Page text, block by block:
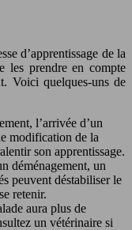
d’apprentissage de la
les prendre en compte
Voici quelques-uns de
l’arrivée d’un
modification de la
son apprentissage.
déménagement, un
peuvent déstabiliser le
retenir.
aura plus de
un vétérinaire si